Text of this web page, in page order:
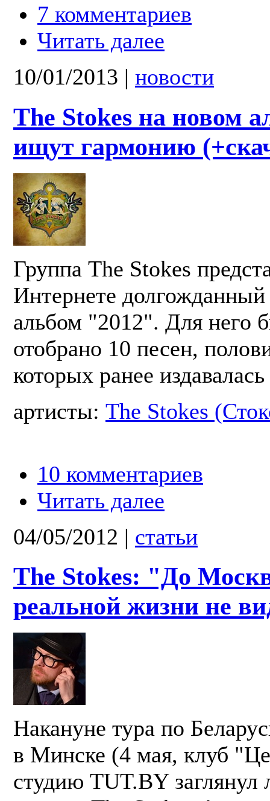
7 комментариев
Читать далее
10/01/2013 | новости
The Stokes на новом
ищут гармонию
Группа The Stokes
Интернете
альбом "2012". Для него
отобрано 10 песен,
которых ранее
артисты: The Stokes
10 комментариев
Читать далее
04/05/2012 | статьи
The Stokes: "До
реальной жизни не
Накануне тура по
в Минске (4 мая, клуб
студию TUT.BY заглянул